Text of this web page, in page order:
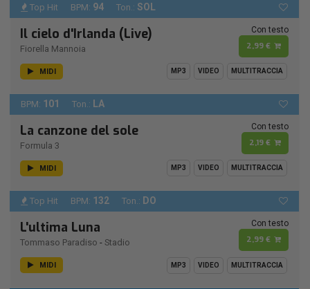
Top Hit BPM: 94 Ton.: SOL
Il cielo d'Irlanda (Live)
Fiorella Mannoia
Con testo
2,99 €
MIDI MP3 VIDEO MULTITRACCIA
BPM: 101 Ton.: LA
La canzone del sole
Formula 3
Con testo
2,19 €
MIDI MP3 VIDEO MULTITRACCIA
Top Hit BPM: 132 Ton.: DO
L'ultima Luna
Tommaso Paradiso - Stadio
Con testo
2,99 €
MIDI MP3 VIDEO MULTITRACCIA